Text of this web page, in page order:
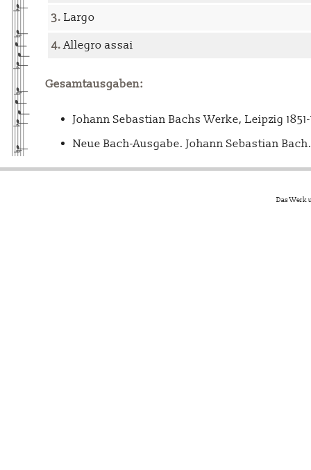
3. Largo
4.Allegro assai
Gesamtausgaben:
Johann Sebastian Bachs Werke, Leipzig
Neue Bach-Ausgabe. Johann Sebastian
Das Werk